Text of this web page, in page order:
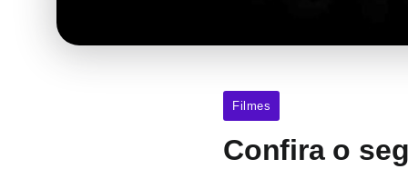
Filmes
Confira o